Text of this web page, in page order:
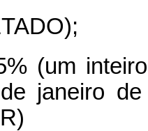
(um
janeiro